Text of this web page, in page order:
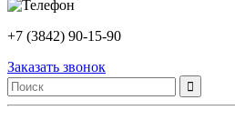
+7 (3842) 90-15-90
Заказать звонок